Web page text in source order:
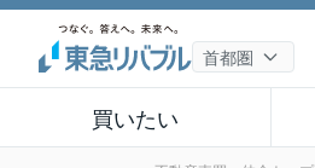
買いたい